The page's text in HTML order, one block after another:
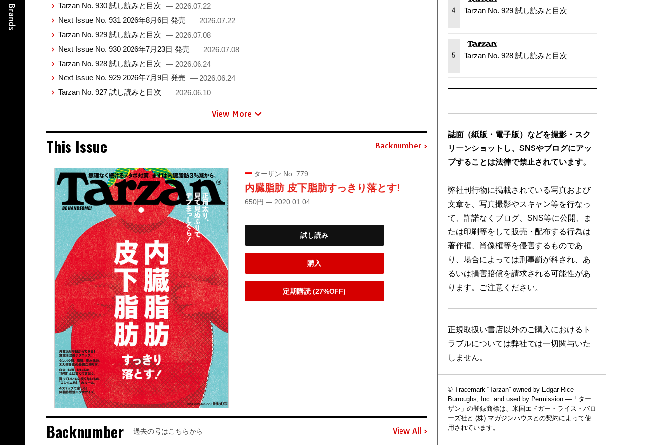
Tarzan No. 930 試し読みと目次 — 2026.07.22
Next Issue No. 931 2026年8月6日 発売 — 2026.07.22
Tarzan No. 929 試し読みと目次 — 2026.07.08
Next Issue No. 930 2026年7月23日 発売 — 2026.07.08
Tarzan No. 928 試し読みと目次 — 2026.06.24
Next Issue No. 929 2026年7月9日 発売 — 2026.06.24
Tarzan No. 927 試し読みと目次 — 2026.06.10
View More
This Issue Backnumber
ターザン No. 779
内臓脂肪 皮下脂肪すっきり落とす!
650円 — 2020.01.04
試し読み
購入
定期購読 (27%OFF)
Backnumber 過去の号はこちらから View All
4 Tarzan No. 929 試し読みと目次
5 Tarzan No. 928 試し読みと目次
誌面（紙版・電子版）などを撮影・スク
リーンショットし、SNSやブログにアッ
プすることは法律で禁止されています。
弊社刊行物に掲載されている写真および
文章を、写真撮影やスキャン等を行なっ
て、許諾なくブログ、SNS等に公開、ま
たは印刷等をして販売・配布する行為は
著作権、肖像権等を侵害するものであ
り、場合によっては刑事罰が科され、あ
るいは損害賠償を請求される可能性があ
ります。ご注意ください。
正規取扱い書店以外のご購入におけるト
ラブルについては弊社では一切関与いた
しません。
© Trademark “Tarzan” owned by Edgar Rice
Burroughs, Inc. and used by Permission —「ター
ザン」の登録商標は、米国エドガー・ライス・バロ
ーズ社と (株) マガジンハウスとの契約によって使
用されています。